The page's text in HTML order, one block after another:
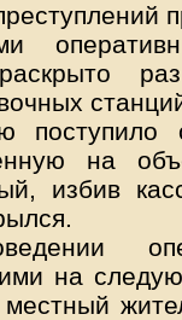
на
избив
на
местный